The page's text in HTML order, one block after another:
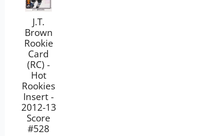
J.T.
Brown
Rookie
Card
(RC) -
Hot
Rookies
Insert -
2012-13
Score
#528